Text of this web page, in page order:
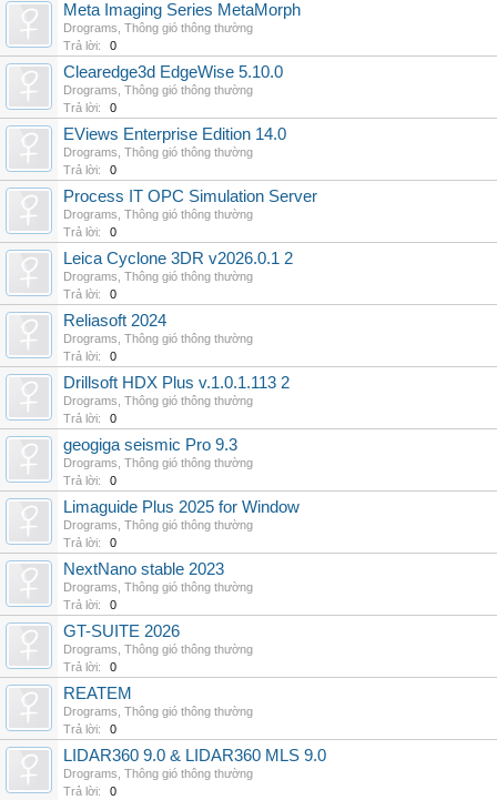
Meta Imaging Series MetaMorph
Drograms Thông gió thông thường
Trả lời:
0
Clearedge3d EdgeWise 5.10.0
Drograms Thông gió thông thường
Trả lời:
0
EViews Enterprise Edition 14.0
Drograms Thông gió thông thường
Trả lời:
0
Process IT OPC Simulation Server
Drograms Thông gió thông thường
Trả lời:
0
Leica Cyclone 3DR v2026.0.1 2
Drograms Thông gió thông thường
Trả lời:
0
Reliasoft 2024
Drograms Thông gió thông thường
Trả lời:
0
Drillsoft HDX Plus v.1.0.1.113 2
Drograms Thông gió thông thường
Trả lời:
0
geogiga seismic Pro 9.3
Drograms Thông gió thông thường
Trả lời:
0
Limaguide Plus 2025 for Window
Drograms Thông gió thông thường
Trả lời:
0
NextNano stable 2023
Drograms Thông gió thông thường
Trả lời:
0
GT-SUITE 2026
Drograms Thông gió thông thường
Trả lời:
0
REATEM
Drograms Thông gió thông thường
Trả lời:
0
LIDAR360 9.0 & LIDAR360 MLS 9.0
Drograms Thông gió thông thường
Trả lời:
0